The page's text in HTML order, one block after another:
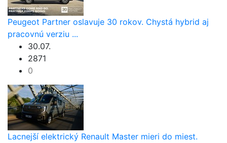
Peugeot Partner oslavuje 30 rokov. Chystá hybrid aj
pracovnú verziu ...
30.07.
2871
0
Lacnejší elektrický Renault Master mieri do miest.